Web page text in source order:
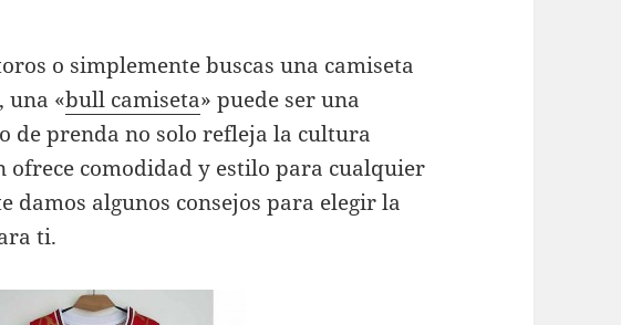
o simplemente buscas una camiseta
una «bull camiseta» puede ser una
de prenda no solo refleja la cultura
comodidad y estilo para cualquier
damos algunos consejos para elegir la
ti.